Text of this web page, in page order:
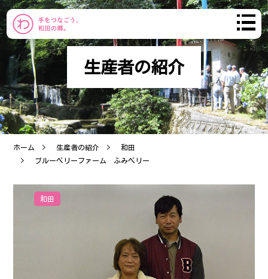
わだのまち
まちづくり
おしらせ
コミュニティ
生産者の紹介
ホーム 生産者の紹介
和田
ブルーベリーファーム ふみベリー
和田